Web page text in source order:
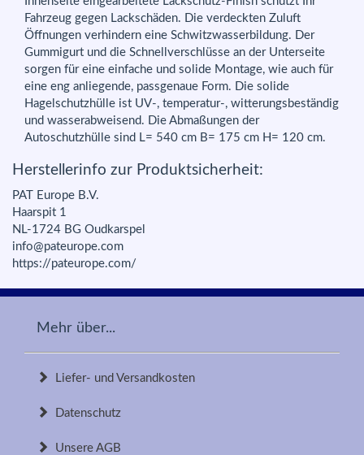
Fahrzeug gegen Lackschäden. Die verdeckten Zuluft
Öffnungen verhindern eine Schwitzwasserbildung. Der
Gummigurt und die Schnellverschlüsse an der Unterseite
sorgen für eine einfache und solide Montage, wie auch für
eine eng anliegende, passgenaue Form. Die solide
Hagelschutzhülle ist UV-, temperatur-, witterungsbeständig
und wasserabweisend. Die Abmaßungen der
Autoschutzhülle sind L= 540 cm B= 175 cm H= 120 cm.
Herstellerinfo zur Produktsicherheit:
PAT Europe B.V.
Haarspit 1
NL-1724 BG Oudkarspel
info@pateurope.com
https://pateurope.com/
Mehr über...
Liefer- und Versandkosten
Datenschutz
Unsere AGB